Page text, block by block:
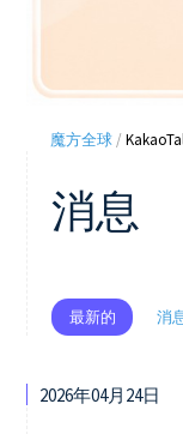
魔方全球 /
消息
最新的 消
2026年04月24日